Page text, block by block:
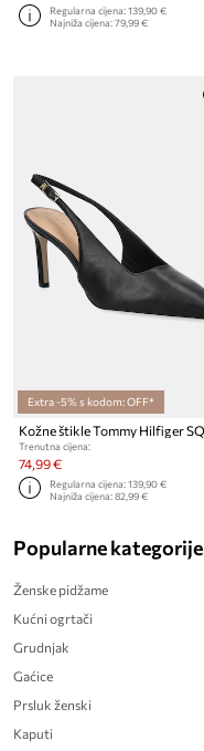
Regularna cijena:139,90 €
Najniža cijena:79,99 €
Extra -5% s kodom: OFF*
Trenutna cijena:
74,99 €
Regularna cijena:139,90 €
Najniža cijena:82,99 €
Popularne kategorije
Ženske pidžame
Kućni ogrtači
Grudnjak
Gaćice
Prsluk ženski
Kaputi